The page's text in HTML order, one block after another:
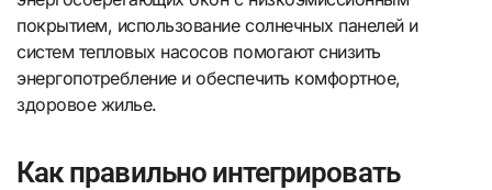
покрытием, использование солнечных панелей и
систем тепловых насосов помогают снизить
энергопотребление и обеспечить комфортное,
здоровое жилье.
Как правильно интегрировать